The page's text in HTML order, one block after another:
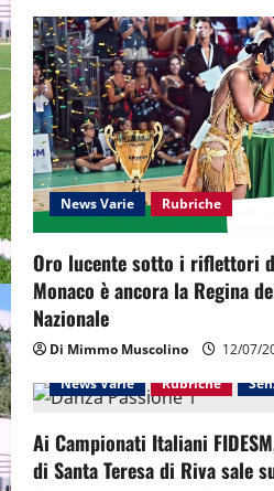
v
i
g
a
t
i
o
n
News Varie Rubriche
Oro lucente sotto i riflettori
Monaco è ancora la Regina
Nazionale
Di Mimmo Muscolino
12/07/
News Varie
Rubriche
Ai Campionati Italiani
di Santa Teresa di Riva sale